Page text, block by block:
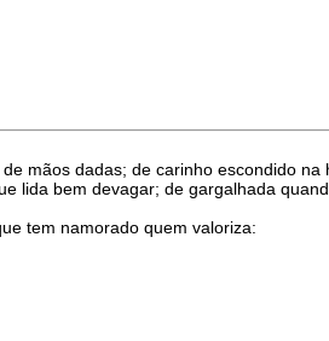
mãos dadas; de carinho escondido
lida bem devagar; de gargalhada
tem namorado quem valoriza: